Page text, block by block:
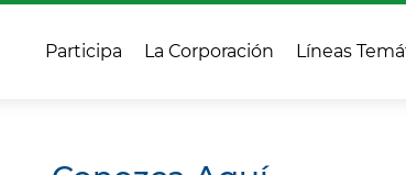
Participa La Corporación Líneas